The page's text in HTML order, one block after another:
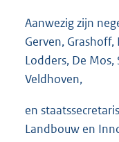
Aanwezig zijn
Gerven,
Lodders, De
Veldhoven,
en
Landbouw en